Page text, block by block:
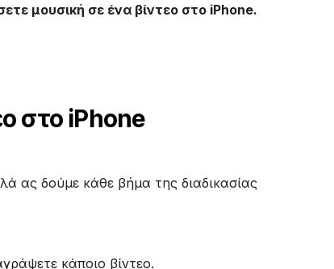
μουσική σε ένα βίντεο στο iPhone.
στο iPhone
ας δούμε κάθε βήμα της διαδικασίας
κάποιο βίντεο.